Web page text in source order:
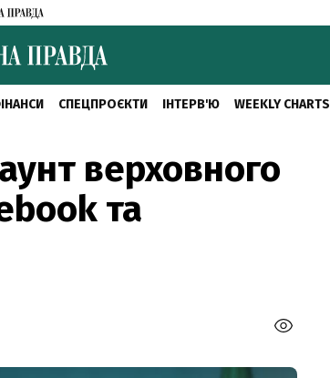
СПЕЦПРОЄКТИ ІНТЕРВ'Ю WEEKLY CHARTS
верховного
та